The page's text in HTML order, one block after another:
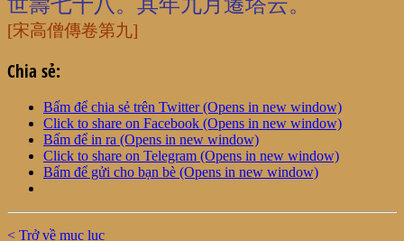
[宋高僧傳卷第九]
Chia sẻ:
Bấm để chia sẻ trên Twitter (Opens in new window)
Click to share on Facebook (Opens in new window)
Bấm để in ra (Opens in new window)
Click to share on Telegram (Opens in new window)
Bấm để gửi cho bạn bè (Opens in new window)
< Trở về mục lục